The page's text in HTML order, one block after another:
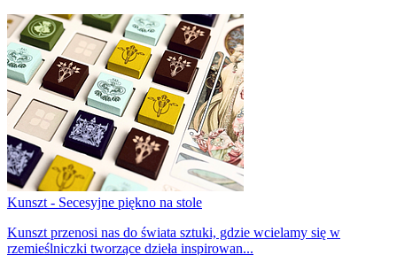
Kunszt - Secesyjne piękno na stole
Kunszt przenosi nas do świata sztuki, gdzie wcielamy się w
rzemieślniczki tworzące dzieła inspirowan...